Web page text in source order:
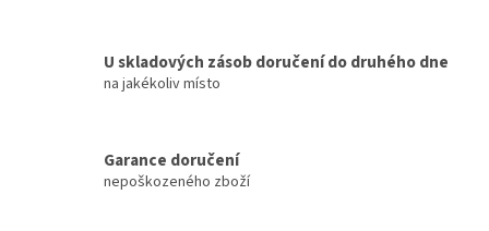
U skladových zásob doručení do druhého dne
na jakékoliv místo
Garance doručení
nepoškozeného zboží